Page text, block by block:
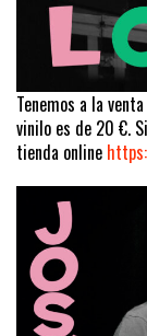
Tenemos a la
vinilo es de 20 €.
tienda online